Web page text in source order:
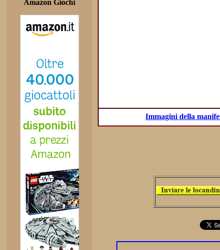
Immagini della
Amazon Giochi